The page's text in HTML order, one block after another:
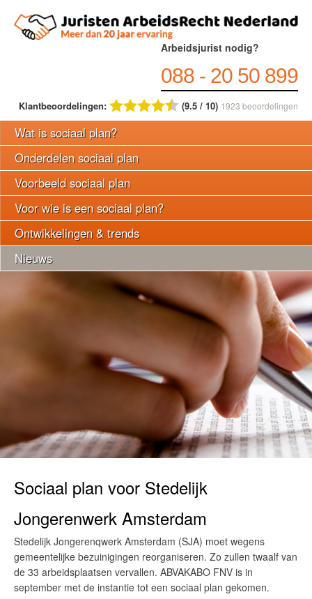
Arbeidsjurist nodig?
088 - 20 50 899
Klantbeoordelingen: (9.5 / 10) 1923 beoordelingen
Wat is sociaal plan?
Onderdelen sociaal plan
Voorbeeld sociaal plan
Voor wie is een sociaal plan?
Ontwikkelingen & trends
Nieuws
Sociaal plan voor Stedelijk
Jongerenwerk Amsterdam
Stedelijk Jongerenqwerk Amsterdam (SJA) moet wegens
gemeentelijke bezuinigingen reorganiseren. Zo zullen twaalf van
de 33 arbeidsplaatsen vervallen. ABVAKABO FNV is in
september met de instantie tot een sociaal plan gekomen.